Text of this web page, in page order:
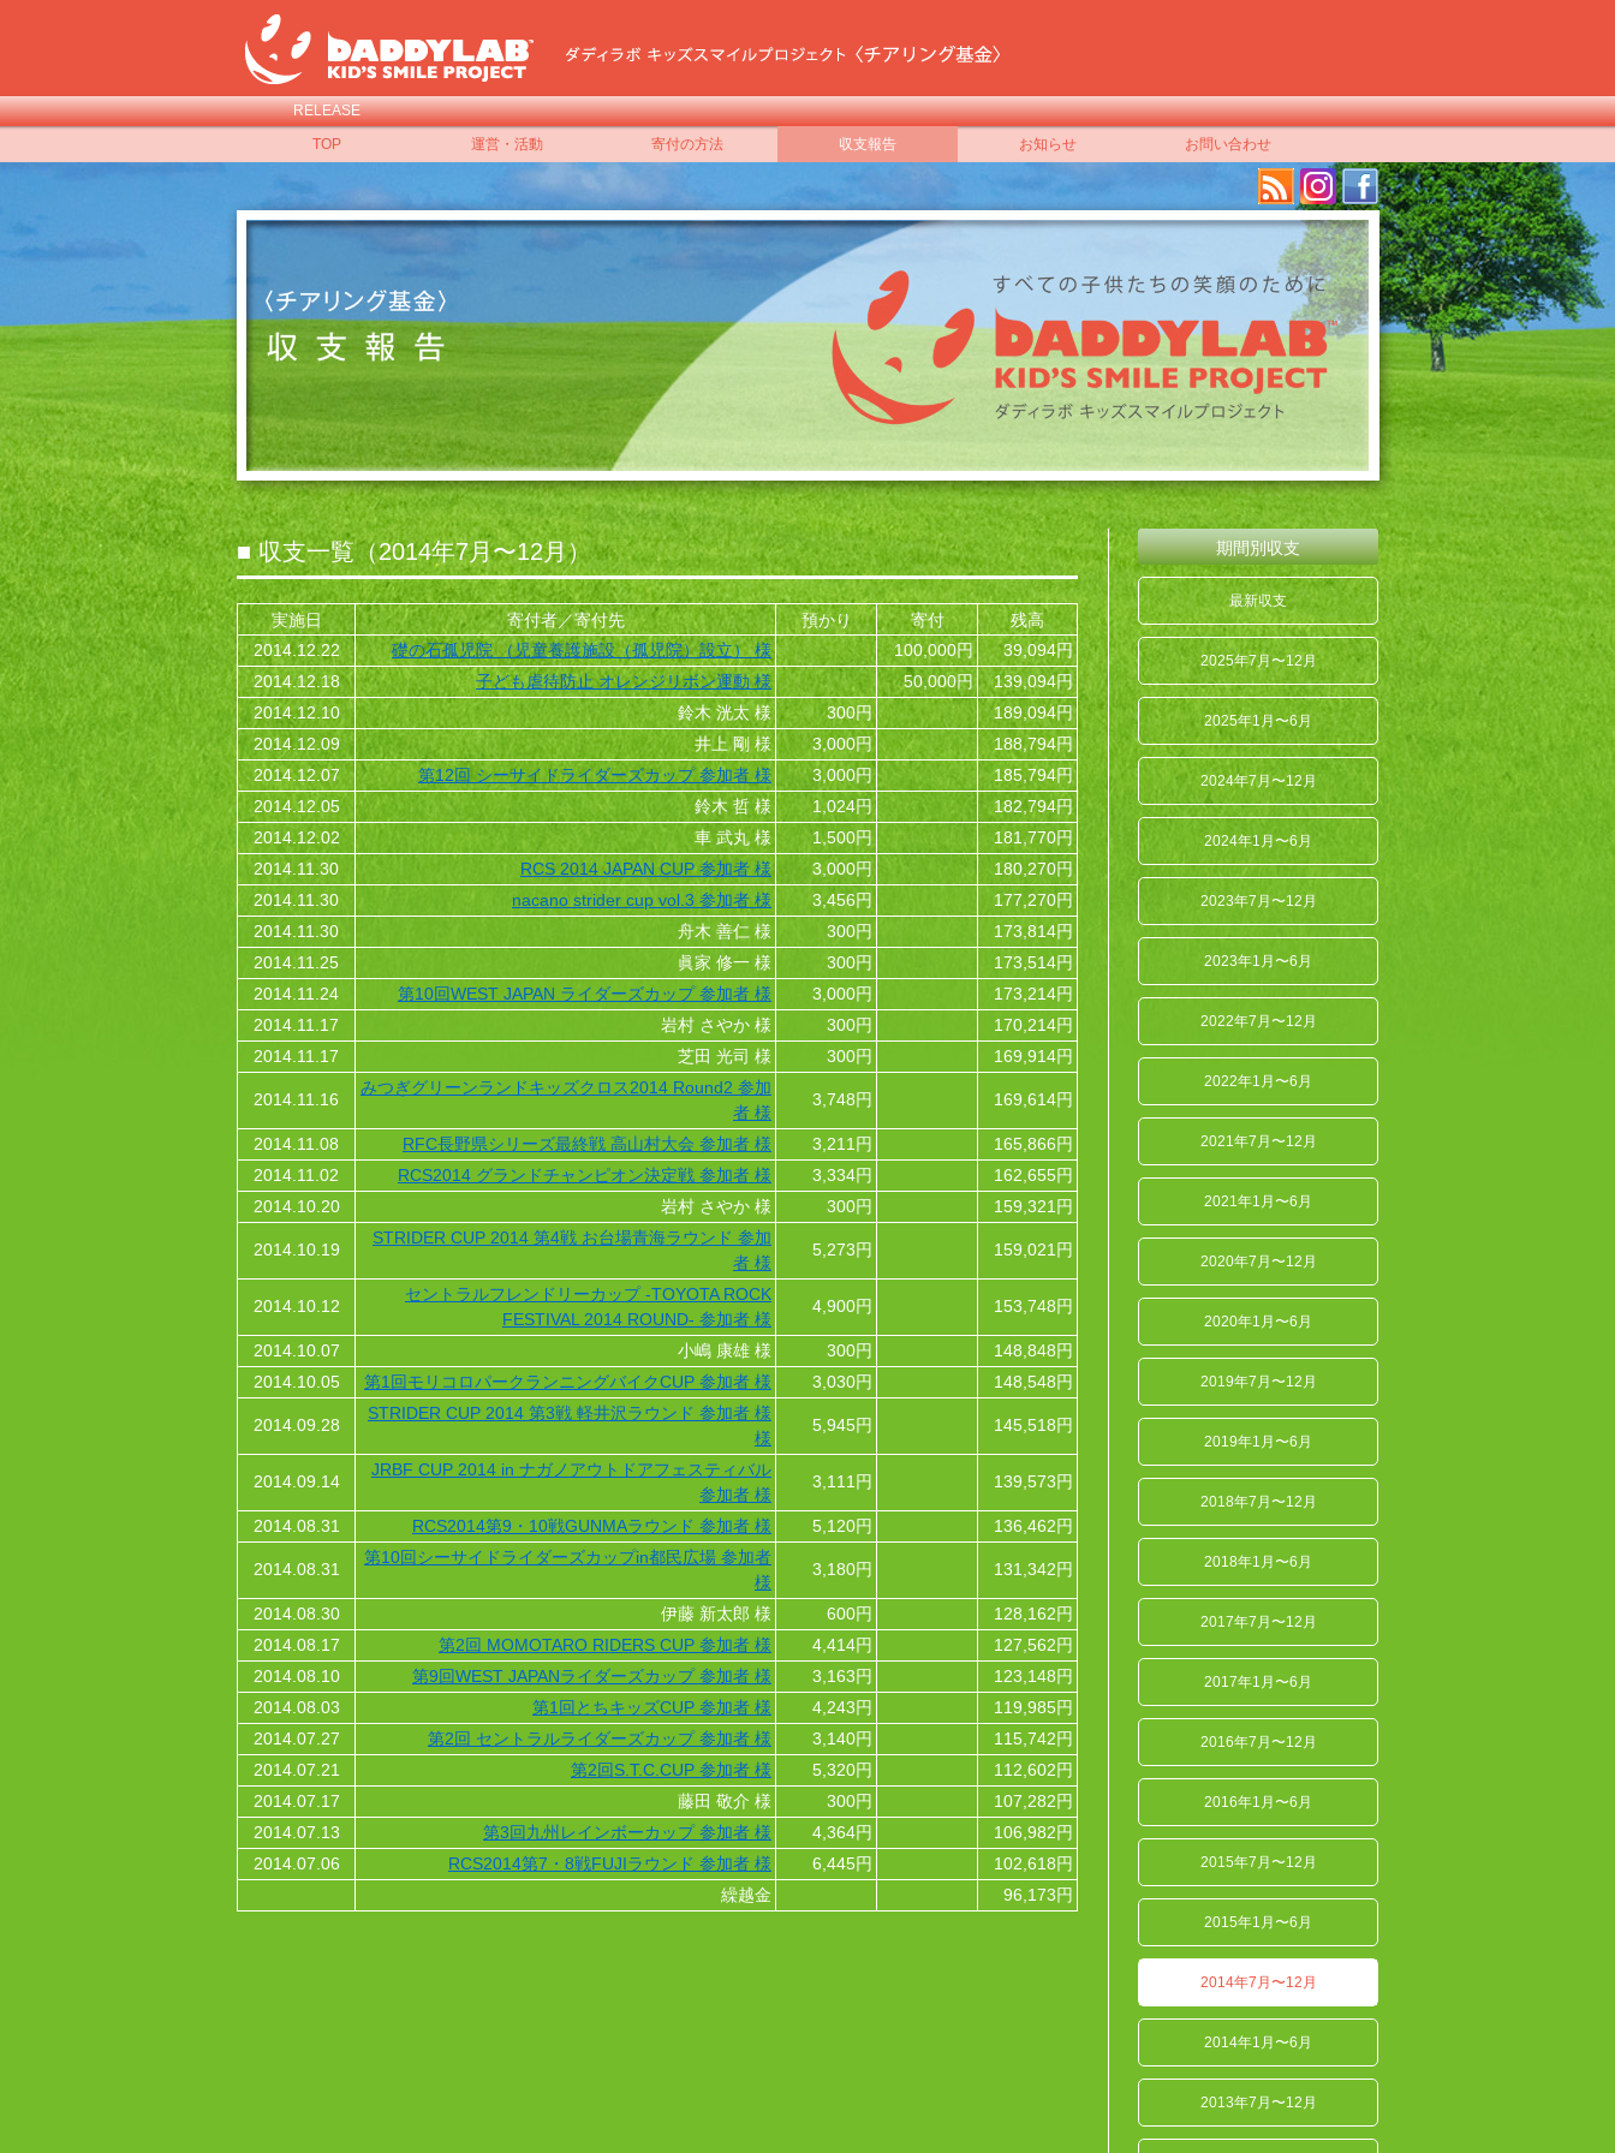
RELEASE
TOP
運営・活動 寄付の方法 収支報告 お知らせ お問い合わせ
■ 収支一覧（2014年7月〜12月）
実施日 寄付者／寄付先 預かり 寄付 残高
2014.12.22 礎の石孤児院 （児童養護施設（孤児院）設立） 様 100,000円
39,094円
2014.12.18
子ども虐待防止 オレンジリボン運動 様 50,000円
139,094円
2014.12.10
鈴木 洸太 様 300円
189,094円
2014.12.09
井上 剛 様 3,000円
188,794円
2014.12.07
第12回 シーサイドライダーズカップ 参加者 様 3,000円
185,794円
2014.12.05
鈴木 哲 様 1,024円
182,794円
2014.12.02
車 武丸 様 1,500円
181,770円
2014.11.30
RCS 2014 JAPAN CUP 参加者 様 3,000円
180,270円
2014.11.30
nacano strider cup vol.3 参加者 様 3,456円
177,270円
2014.11.30
舟木 善仁 様 300円
173,814円
2014.11.25
眞家 修一 様 300円
173,514円
2014.11.24
第10回WEST JAPAN ライダーズカップ 参加者 様 3,000円
173,214円
2014.11.17
岩村 さやか 様 300円
170,214円
2014.11.17
芝田 光司 様 300円 169,914円
2014.11.16
みつぎグリーンランドキッズクロス2014 Round2 参加
者 様
3,748円 169,614円
2014.11.08 RFC長野県シリーズ最終戦 高山村大会 参加者 様 3,211円
165,866円
2014.11.02
RCS2014 グランドチャンピオン決定戦 参加者 様 3,334円
162,655円
2014.10.20
岩村 さやか 様 300円 159,321円
2014.10.19
STRIDER CUP 2014 第4戦 お台場青海ラウンド 参加
者 様
5,273円 159,021円
2014.10.12
セントラルフレンドリーカップ -TOYOTA ROCK
FESTIVAL 2014 ROUND- 参加者 様
4,900円 153,748円
2014.10.07 小嶋 康雄 様 300円
148,848円
2014.10.05
第1回モリコロパークランニングバイクCUP 参加者 様 3,030円 148,548円
2014.09.28
STRIDER CUP 2014 第3戦 軽井沢ラウンド 参加者 様
様
5,945円 145,518円
2014.09.14
JRBF CUP 2014 in ナガノアウトドアフェスティバル
参加者 様
3,111円 139,573円
2014.08.31 RCS2014第9・10戦GUNMAラウンド 参加者 様 5,120円 136,462円
2014.08.31
第10回シーサイドライダーズカップin都民広場 参加者
様
3,180円 131,342円
2014.08.30 伊藤 新太郎 様 600円
128,162円
2014.08.17
第2回 MOMOTARO RIDERS CUP 参加者 様 4,414円
127,562円
2014.08.10
第9回WEST JAPANライダーズカップ 参加者 様 3,163円
123,148円
2014.08.03
第1回とちキッズCUP 参加者 様 4,243円
119,985円
2014.07.27
第2回 セントラルライダーズカップ 参加者 様 3,140円
115,742円
2014.07.21
第2回S.T.C.CUP 参加者 様 5,320円
112,602円
2014.07.17
藤田 敬介 様 300円
107,282円
2014.07.13
第3回九州レインボーカップ 参加者 様 4,364円
106,982円
2014.07.06
RCS2014第7・8戦FUJIラウンド 参加者 様 6,445円
102,618円
繰越金
96,173円
期間別収支
最新収支
2025年7月〜12月
2025年1月〜6月
2024年7月〜12月
2024年1月〜6月
2023年7月〜12月
2023年1月〜6月
2022年7月〜12月
2022年1月〜6月
2021年7月〜12月
2021年1月〜6月
2020年7月〜12月
2020年1月〜6月
2019年7月〜12月
2019年1月〜6月
2018年7月〜12月
2018年1月〜6月
2017年7月〜12月
2017年1月〜6月
2016年7月〜12月
2016年1月〜6月
2015年7月〜12月
2015年1月〜6月
2014年7月〜12月
2014年1月〜6月
2013年7月〜12月